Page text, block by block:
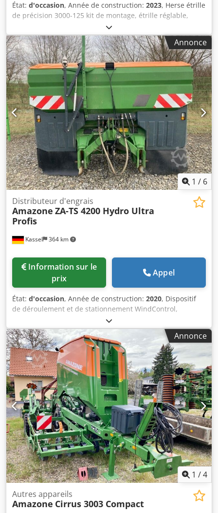
État: d'occasion, Année de construction: 2023, Herse étrille
de précision 3000-125 kit de montage, étrille réglable,
traceur supplémentaire / électronique, traceur
électronique 3000 AmaDrill 2 pour Cataya capteur radar /
international, capteur analogique de position de travail,
commande électronique des passages / vanne de
commande et passages hydrauliques. Csdpfstgpggex
Aaferf
Annonce
1 / 6
Kassel 364 km
Distributeur d'engrais
Amazone ZA-TS 4200 Hydro Ultra
Profis
prix
Appel
État: d'occasion, Année de construction: 2020, Dispositif
de déroulement et de stationnement WindControl,
pivotant, AutoTS des deux côtés / Arceau de protection
tubulaire L Capteur d'inclinaison pour système de pesage
FlowCheck Tapis EasyCheck, 16 / Pièce Garde-boue L et
échelles Éclairage LED Bâche enroulable de couverture L /
Jeu de pelles de répartition TS Cjdpforxr Uyjx Aafjrf
Annonce
1 /4
Autres appareils
Amazone Cirrus 3003 Compact